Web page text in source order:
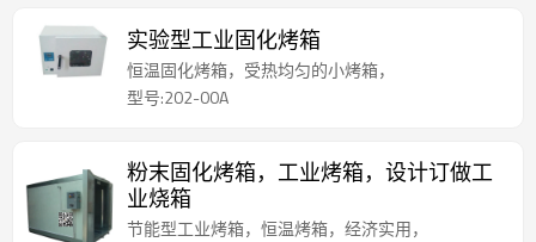
实验型工业固化烤箱
恒温固化烤箱，受热均匀的小烤箱，
型号:202-00A
粉末固化烤箱，工业烤箱，设计订做工
业烧箱
节能型工业烤箱，恒温烤箱，经济实用，